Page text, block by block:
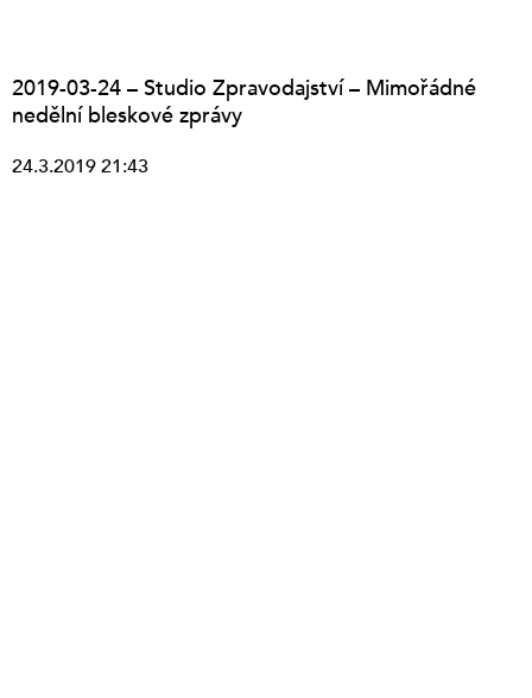
2019-03-24 – Studio Zpravodajství – Mimořádné
nedělní bleskové zprávy
24.3.2019 21:43